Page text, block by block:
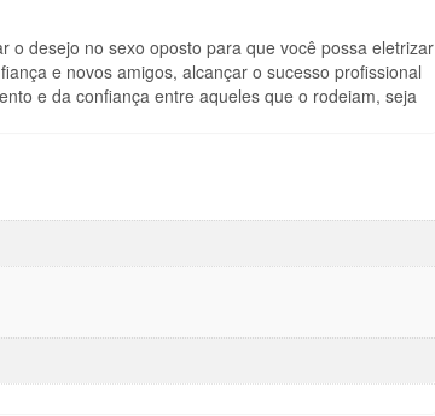
o desejo no sexo oposto para que você possa eletrizar
e novos amigos, alcançar o sucesso profissional
e da confiança entre aqueles que o rodeiam, seja